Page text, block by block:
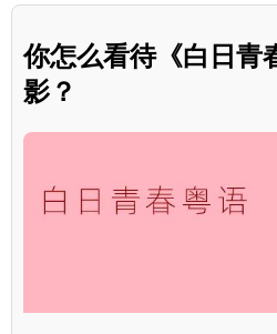
你怎么看待《白日青
影？